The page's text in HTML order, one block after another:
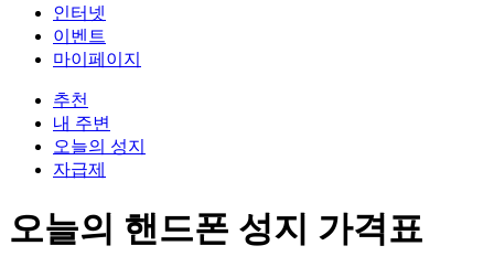
인터넷
이벤트
마이페이지
추천
내 주변
오늘의 성지
자급제
오늘의 핸드폰 성지 가격표